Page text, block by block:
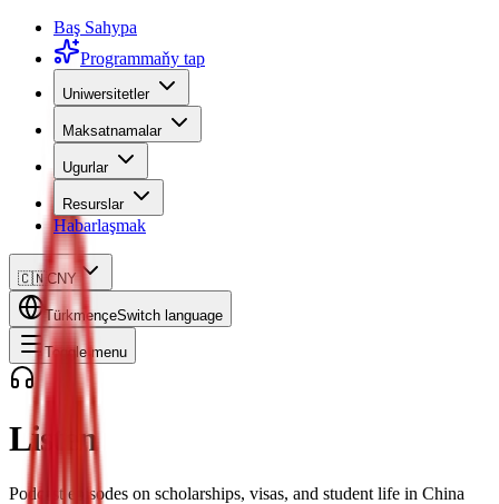
Baş Sahypa
Programmaňy tap
Uniwersitetler
Maksatnamalar
Ugurlar
Resurslar
Habarlaşmak
🇨🇳 CNY
TürkmençeSwitch language
Toggle menu
Listen
Podcast episodes on scholarships, visas, and student life in China